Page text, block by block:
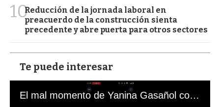
10Reducción de la jornada laboral en
preacuerdo de la construcción sienta
precedente y abre puerta para otros sectores
Te puede interesar
El mal momento de Yanina Gasañol con un hincha argentino en "Subrayado"